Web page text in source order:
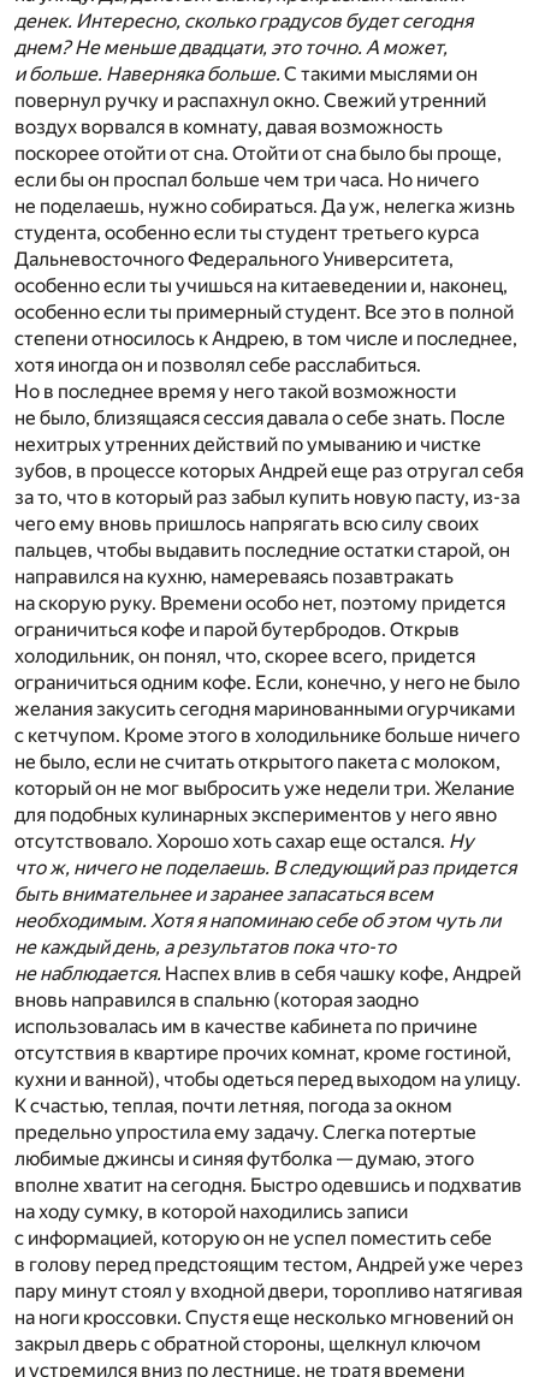
денек. Интересно, сколько градусов будет сегодня
днем? Не меньше двадцати, это точно. А может,
и больше. Наверняка больше. С такими мыслями он
повернул ручку и распахнул окно. Свежий утренний
воздух ворвался в комнату, давая возможность
поскорее отойти от сна. Отойти от сна было бы проще,
если бы он проспал больше чем три часа. Но ничего
не поделаешь, нужно собираться. Да уж, нелегка жизнь
студента, особенно если ты студент третьего курса
Дальневосточного Федерального Университета,
особенно если ты учишься на китаеведении и, наконец,
особенно если ты примерный студент. Все это в полной
степени относилось к Андрею, в том числе и последнее,
хотя иногда он и позволял себе расслабиться.
Но в последнее время у него такой возможности
не было, близящаяся сессия давала о себе знать. После
нехитрых утренних действий по умыванию и чистке
зубов, в процессе которых Андрей еще раз отругал себя
за то, что в который раз забыл купить новую пасту, из-за
чего ему вновь пришлось напрягать всю силу своих
пальцев, чтобы выдавить последние остатки старой, он
направился на кухню, намереваясь позавтракать
на скорую руку. Времени особо нет, поэтому придется
ограничиться кофе и парой бутербродов. Открыв
холодильник, он понял, что, скорее всего, придется
ограничиться одним кофе. Если, конечно, у него не было
желания закусить сегодня маринованными огурчиками
с кетчупом. Кроме этого в холодильнике больше ничего
не было, если не считать открытого пакета с молоком,
который он не мог выбросить уже недели три. Желание
для подобных кулинарных экспериментов у него явно
отсутствовало. Хорошо хоть сахар еще остался. Ну
что ж, ничего не поделаешь. В следующий раз придется
быть внимательнее и заранее запасаться всем
необходимым. Хотя я напоминаю себе об этом чуть ли
не каждый день, а результатов пока что-то
не наблюдается. Наспех влив в себя чашку кофе, Андрей
вновь направился в спальню (которая заодно
использовалась им в качестве кабинета по причине
отсутствия в квартире прочих комнат, кроме гостиной,
кухни и ванной), чтобы одеться перед выходом на улицу.
К счастью, теплая, почти летняя, погода за окном
предельно упростила ему задачу. Слегка потертые
любимые джинсы и синяя футболка — думаю, этого
вполне хватит на сегодня. Быстро одевшись и подхватив
на ходу сумку, в которой находились записи
с информацией, которую он не успел поместить себе
в голову перед предстоящим тестом, Андрей уже через
пару минут стоял у входной двери, торопливо натягивая
на ноги кроссовки. Спустя еще несколько мгновений он
закрыл дверь с обратной стороны, щелкнул ключом
и устремился вниз по лестнице, не тратя времени